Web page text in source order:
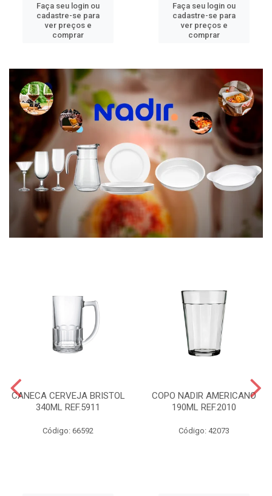
Faça seu login ou
cadastre-se para
ver preços e
comprar
Faça seu login ou
cadastre-se para
ver preços e
comprar
CANECA CERVEJA BRISTOL
340ML REF.5911
Código: 66592
COPO NADIR AMERICANO
190ML REF.2010
Código: 42073